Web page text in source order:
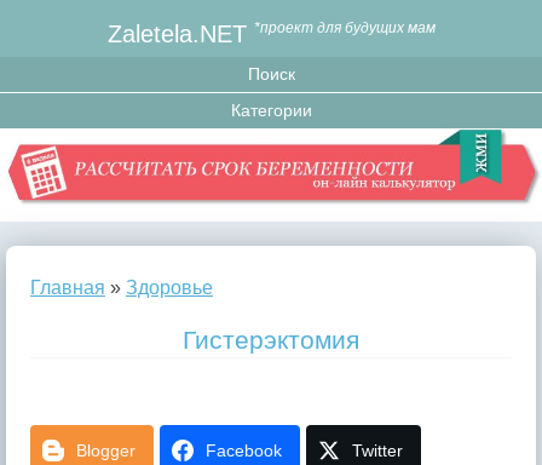
Zaletela.NET *проект для будущих мам
Главная » Здоровье
Гистерэктомия
Blogger Facebook Twitter